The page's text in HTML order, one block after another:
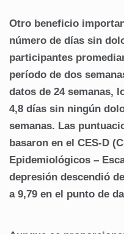
Otro beneficio
número de días sin
participantes
período de dos
datos de 24 semanas,
4,8 días sin ningún
semanas. Las
basaron en el CES-D
Epidemiológicos –
depresión descendió
a 9,79 en el punto de